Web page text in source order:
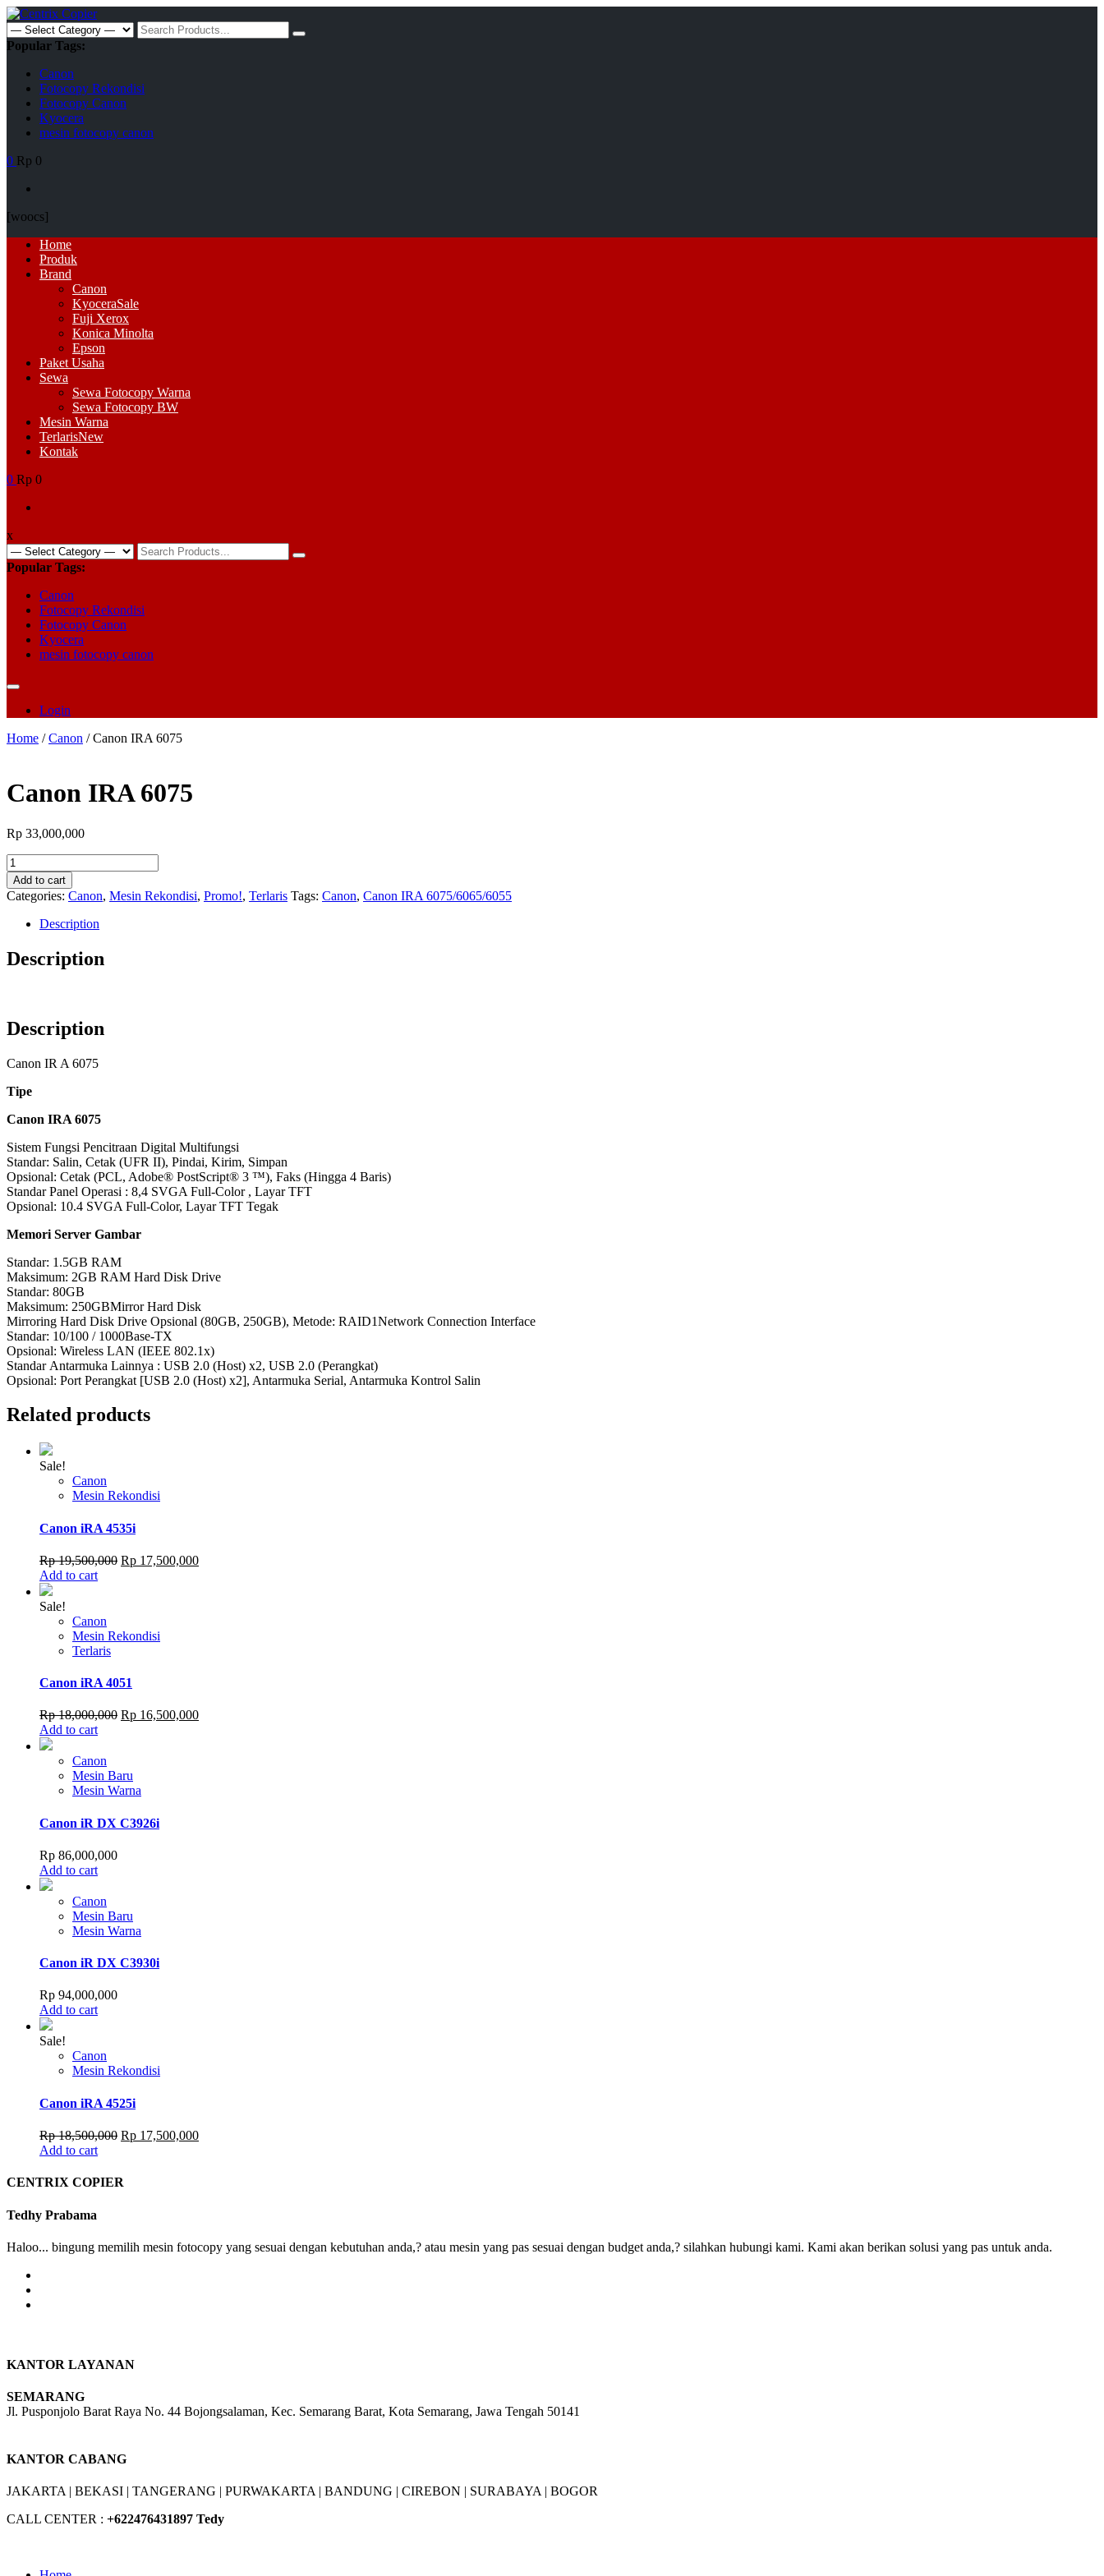
Skip
to
content
Search
for:
Popular Tags:
Canon
Fotocopy Rekondisi
Fotocopy Canon
Kyocera
mesin fotocopy canon
0 Rp 0
[woocs]
Primary
Menu
Home
Produk
Brand
Canon
KyoceraSale
Fuji Xerox
Konica Minolta
Epson
Paket Usaha
Sewa
Sewa Fotocopy Warna
Sewa Fotocopy BW
Mesin Warna
TerlarisNew
Kontak
0 Rp 0
x
Search
for:
Popular Tags:
Canon
Fotocopy Rekondisi
Fotocopy Canon
Kyocera
mesin fotocopy canon
Login
Home /Canon / Canon IRA 6075
Canon IRA 6075
Rp 33,000,000
Canon
IRA
6075
quantity
Add to cart
Categories: Canon, Mesin Rekondisi, Promo!, Terlaris Tags: Canon, Canon IRA 6075/6065/6055
Description
Description
Description
Canon IR A 6075
Tipe
Canon IRA 6075
Sistem Fungsi Pencitraan Digital Multifungsi
Standar: Salin, Cetak (UFR II), Pindai, Kirim, Simpan
Opsional: Cetak (PCL, Adobe® PostScript® 3 ™), Faks (Hingga 4 Baris)
Standar Panel Operasi : 8,4 SVGA Full-Color , Layar TFT
Opsional: 10.4 SVGA Full-Color, Layar TFT Tegak
Memori Server Gambar
Standar: 1.5GB RAM
Maksimum: 2GB RAM Hard Disk Drive
Standar: 80GB
Maksimum: 250GBMirror Hard Disk
Mirroring Hard Disk Drive Opsional (80GB, 250GB), Metode: RAID1Network Connection Interface
Standar: 10/100 / 1000Base-TX
Opsional: Wireless LAN (IEEE 802.1x)
Standar Antarmuka Lainnya : USB 2.0 (Host) x2, USB 2.0 (Perangkat)
Opsional: Port Perangkat [USB 2.0 (Host) x2], Antarmuka Serial, Antarmuka Kontrol Salin
Related products
Sale!
Canon
Mesin Rekondisi
Canon iRA 4535i
Rp19,500,000 Original
Rp 17,500,000Current
Add to cart
Sale!
Canon
Mesin Rekondisi
Terlaris
Canon iRA 4051
Rp18,000,000 Original
Rp 16,500,000Current
Add to cart
Canon
Mesin Baru
Mesin Warna
Canon iR DX C3926i
Rp 86,000,000
Add to cart
Canon
Mesin Baru
Mesin Warna
Canon iR DX C3930i
Rp 94,000,000
Add to cart
Sale!
Canon
Mesin Rekondisi
Canon iRA 4525i
Rp18,500,000 Original
Rp 18,500,000.
Rp 17,500,000Current
Add to cart
CENTRIX COPIER
Tedhy Prabama
Haloo... bingung memilih mesin fotocopy yang sesuai dengan kebutuhan anda,? atau mesin yang pas sesuai dengan budget anda,? silahkan hubungi kami. Kami akan berikan solusi yang pas untuk anda.
KANTOR LAYANAN
SEMARANG
Jl. Pusponjolo Barat Raya No. 44 Bojongsalaman, Kec. Semarang Barat, Kota Semarang, Jawa Tengah 50141
KANTOR CABANG
JAKARTA | BEKASI | TANGERANG | PURWAKARTA | BANDUNG | CIREBON | SURABAYA | BOGOR
CALL CENTER : +622476431897 Tedy